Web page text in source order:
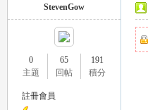
StevenGow
0
主題
65
回帖
191
積分
註冊會員